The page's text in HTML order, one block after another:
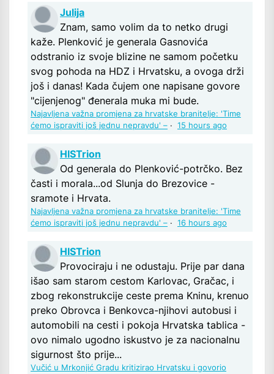
Julija
Znam, samo volim da to netko drugi
kaže. Plenković je generala Gasnovića
odstranio iz svoje blizine ne samom početku
svog pohoda na HDZ i Hrvatsku, a ovoga drži
još i danas! Kada čujem one napisane govore
"cijenjenog" đenerala muka mi bude.
Najavljena važna promjena za hrvatske branitelje: 'Time
ćemo ispraviti još jednu nepravdu' – · 15 hours ago
HISTrion
Od generala do Plenković-potrčko. Bez
časti i morala...od Slunja do Brezovice -
sramote i Hrvata.
Najavljena važna promjena za hrvatske branitelje: 'Time
ćemo ispraviti još jednu nepravdu' – · 16 hours ago
HISTrion
Provociraju i ne odustaju. Prije par dana
išao sam starom cestom Karlovac, Gračac, i
zbog rekonstrukcije ceste prema Kninu, krenuo
preko Obrovca i Benkovca-njihovi autobusi i
automobili na cesti i pokoja Hrvatska tablica -
ovo nimalo ugodno iskustvo je za nacionalnu
sigurnost što prije...
Vučić u Mrkonjić Gradu kritizirao Hrvatsku i govorio